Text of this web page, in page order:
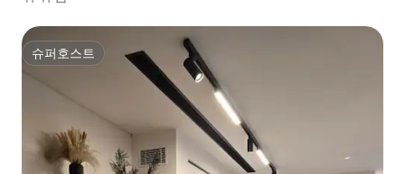
슈퍼호스트
슈퍼호스트